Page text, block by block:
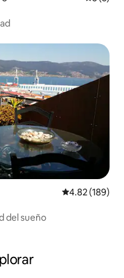
Calificación
4.82 (189)
del sueño